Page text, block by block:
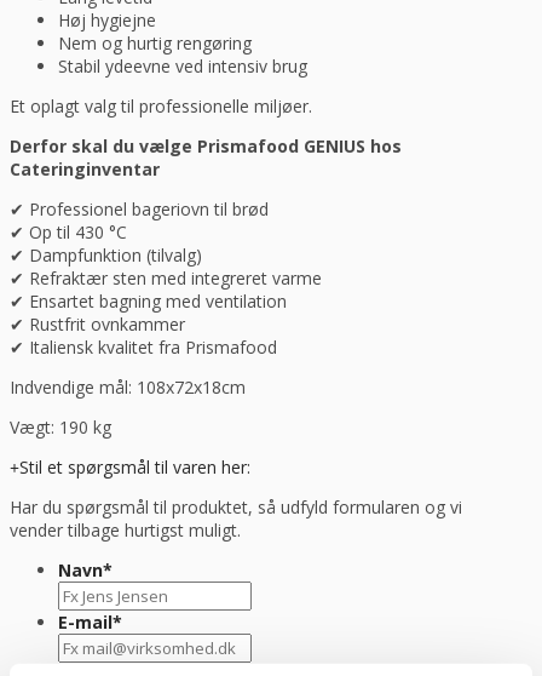
Høj hygiejne
Nem og hurtig rengøring
Stabil ydeevne ved intensiv brug
Et oplagt valg til professionelle miljøer.
Derfor skal du vælge Prismafood GENIUS hos
Cateringinventar
✔ Professionel bageriovn til brød
✔ Op til 430 °C
✔ Dampfunktion (tilvalg)
✔ Refraktær sten med integreret varme
✔ Ensartet bagning med ventilation
✔ Rustfrit ovnkammer
✔ Italiensk kvalitet fra Prismafood
Indvendige mål: 108x72x18cm
Vægt: 190 kg
Stil et spørgsmål til varen her:
Har du spørgsmål til produktet, så udfyld formularen og vi
vender tilbage hurtigst muligt.
Navn*
E-mail*